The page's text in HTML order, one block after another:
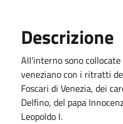
Descrizione
All'interno sono
veneziano con i ritratti
Foscari di Venezia, dei
Delfino, del papa
Leopoldo I.